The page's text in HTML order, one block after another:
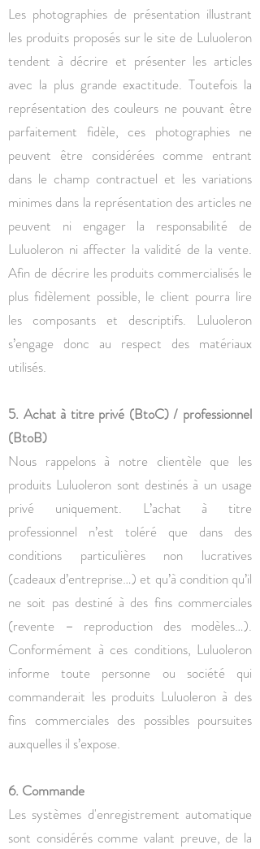
Les photographies de présentation illustrant
les produits proposés sur le site de Luluoleron
tendent à décrire et présenter les articles
avec la plus grande exactitude. Toutefois la
représentation des couleurs ne pouvant être
parfaitement fidèle, ces photographies ne
peuvent être considérées comme entrant
dans le champ contractuel et les variations
minimes dans la représentation des articles ne
peuvent ni engager la responsabilité de
Luluoleron ni affecter la validité de la vente.
Afin de décrire les produits commercialisés le
plus fidèlement possible, le client pourra lire
les composants et descriptifs. Luluoleron
s’engage donc au respect des matériaux
utilisés.
5. Achat à titre privé (BtoC) / professionnel
(BtoB)
Nous rappelons à notre clientèle que les
produits Luluoleron sont destinés à un usage
privé uniquement. L’achat à titre
professionnel n’est toléré que dans des
conditions particulières non lucratives
(cadeaux d’entreprise…) et qu’à condition qu’il
ne soit pas destiné à des fins commerciales
(revente – reproduction des modèles…).
Conformément à ces conditions, Luluoleron
informe toute personne ou société qui
commanderait les produits Luluoleron à des
fins commerciales des possibles poursuites
auxquelles il s’expose.
6. Commande
Les systèmes d'enregistrement automatique
sont considérés comme valant preuve, de la